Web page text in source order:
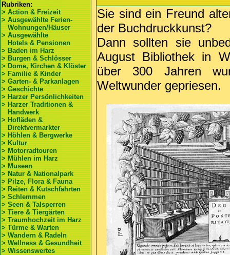
Rubriken:
> Action & Freizeit
> Ausgewählte Ferien-
Wohnungen/Häuser
> Ausgewählte
Hotels & Pensionen
> Baden im Harz
> Burgen & Schlösser
> Dome, Kirchen & Klöster
> Familie & Kinder
> Garten- & Parkanlagen
> Geschichte
> Harzer Persönlichkeiten
> Harzer Traditionen &
Handwerk
> Hofläden &
Direktvermarkter
> Höhlen & Bergwerke
> Kultur
> Motorradtouren
> Mühlen im Harz
> Museen
> Natur & Nationalpark
> Pilze, Flora & Fauna
> Reiten & Kutschfahrten
> Schlemmen
> Seen & Talsperren
> Tiere & Tiergärten
> Traumhochzeit im Harz
> Türme & Warten
> Wandern & Radeln
> Wellness & Gesundheit
> Wissenswertes
Sie sind ein Freund
der Buchdruckkunst?
Dann sollten sie
August Bibliothek in
über 300 Jahren
Weltwunder gepriesen.